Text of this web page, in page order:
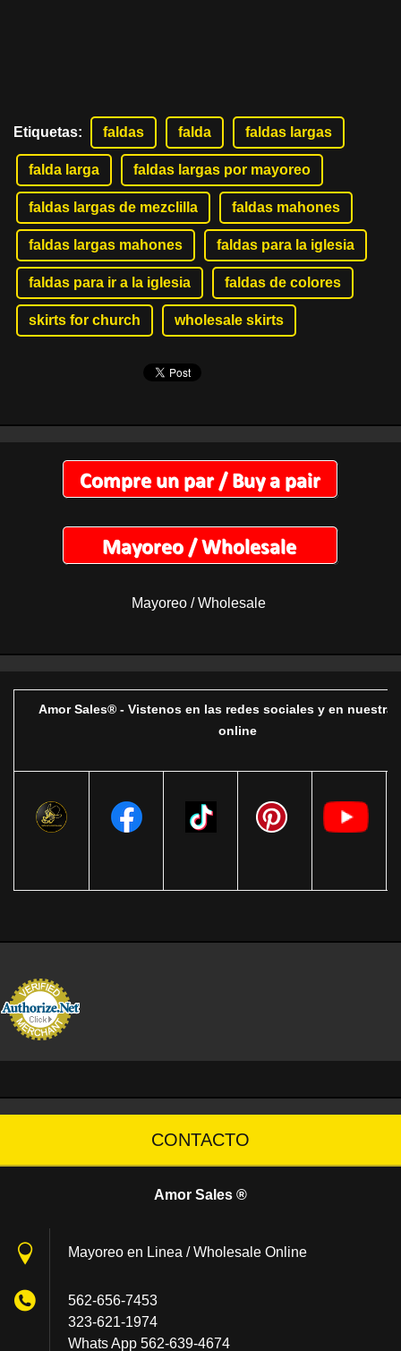
Etiquetas: faldas falda faldas largas
falda larga faldas largas por mayoreo
faldas largas de mezclilla faldas mahones
faldas largas mahones faldas para la iglesia
faldas para ir a la iglesia faldas de colores
skirts for church wholesale skirts
Mayoreo / Wholesale
Amor Sales® - Vistenos en las redes sociales y en nuestra
online
CONTACTO
Amor Sales ®
Mayoreo en Linea / Wholesale Online
562-656-7453
323-621-1974
Whats App 562-639-4674